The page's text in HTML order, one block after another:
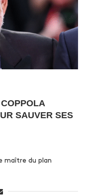
SAUVER SES
maître du plan